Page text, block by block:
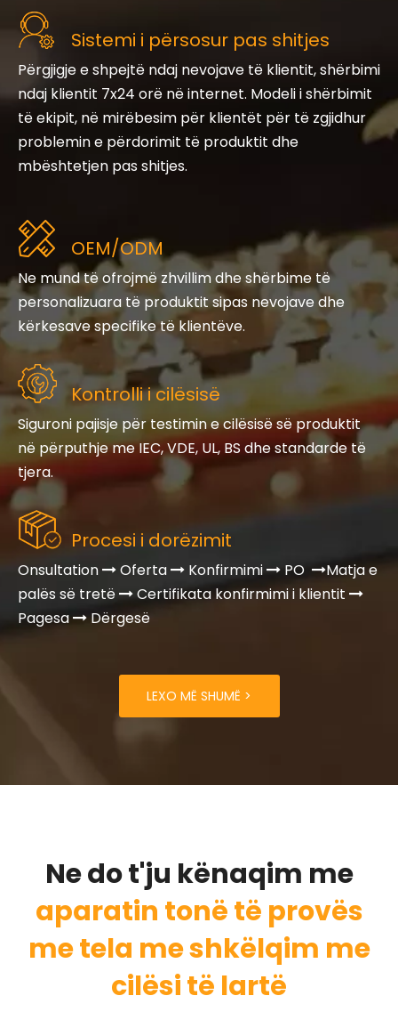
Sistemi i përsosur pas shitjes
Përgjigje e shpejtë ndaj nevojave të klientit, shërbimi
ndaj klientit 7x24 orë në internet. Modeli i shërbimit
të ekipit, në mirëbesim për klientët për të zgjidhur
problemin e përdorimit të produktit dhe
mbështetjen pas shitjes.
OEM/ODM
Ne mund të ofrojmë zhvillim dhe shërbime të
personalizuara të produktit sipas nevojave dhe
kërkesave specifike të klientëve.
Kontrolli i cilësisë
Siguroni pajisje për testimin e cilësisë së produktit
në përputhje me IEC, VDE, UL, BS dhe standarde të
tjera.
Procesi i dorëzimit
Onsultation  Oferta  Konfirmimi  PO Matja e
palës së tretë  Certifikata konfirmimi i klientit 
Pagesa  Dërgesë
LEXO MË SHUMË >
Ne do t'ju kënaqim me
aparatin tonë të provës
me tela me shkëlqim me
cilësi të lartë